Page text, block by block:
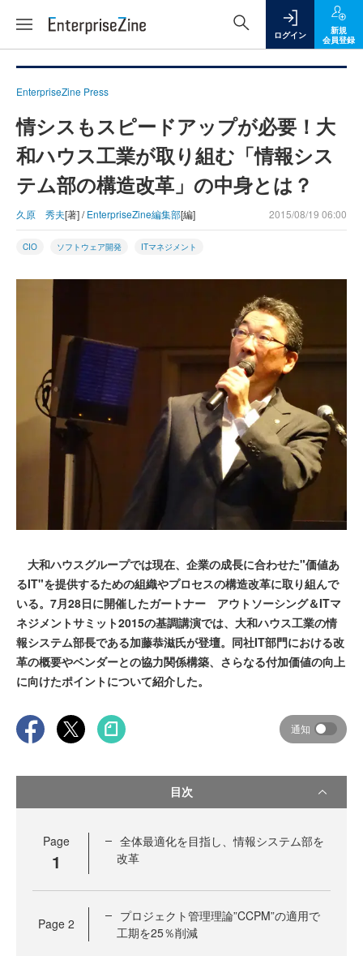
ログイン
新規
会員登録
EnterpriseZine Press
情シスもスピードアップが必要！大
和ハウス工業が取り組む「情報シス
テム部の構造改革」の中身とは？
久原 秀夫[著] /EnterpriseZine編集部[編] 2015/08/19 06:00
CIO ソフトウェア開発 ITマネジメント
大和ハウスグループでは現在、企業の成長に合わせた"価値あ
るIT"を提供するための組織やプロセスの構造改革に取り組んで
いる。7月28日に開催したガートナー アウトソーシング＆ITマ
ネジメントサミット2015の基調講演では、大和ハウス工業の情
報システム部長である加藤恭滋氏が登壇。同社IT部門における改
革の概要やベンダーとの協力関係構築、さらなる付加価値の向上
に向けたポイントについて紹介した。
通知
目次
Page
1
全体最適化を目指し、情報システム部を
改革
Page 2
プロジェクト管理理論”CCPM”の適用で
工期を25％削減